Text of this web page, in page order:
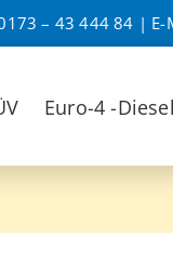
– 43 444 84 | E-
Euro-4 -Diesel